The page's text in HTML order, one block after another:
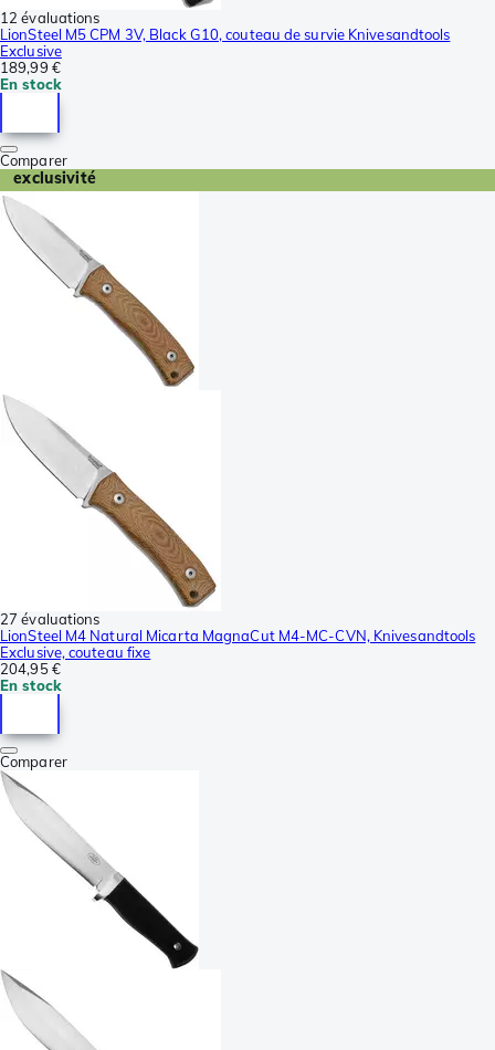
12 évaluations
LionSteel M5 CPM 3V, Black G10, couteau de survie Knivesandtools
Exclusive
189,99 €
En stock
Comparer
exclusivité
27 évaluations
LionSteel M4 Natural Micarta MagnaCut M4-MC-CVN, Knivesandtools
Exclusive, couteau fixe
204,95 €
En stock
Comparer